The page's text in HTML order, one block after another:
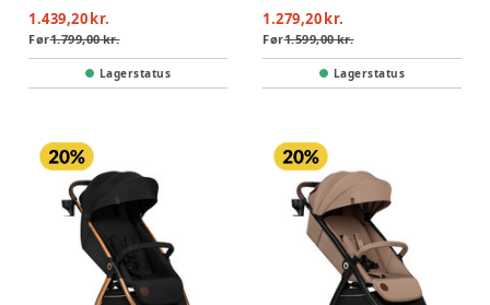
1.439,20 kr.
Før1.799,00 kr.
Lagerstatus
1.279,20 kr.
Før1.599,00 kr.
Lagerstatus